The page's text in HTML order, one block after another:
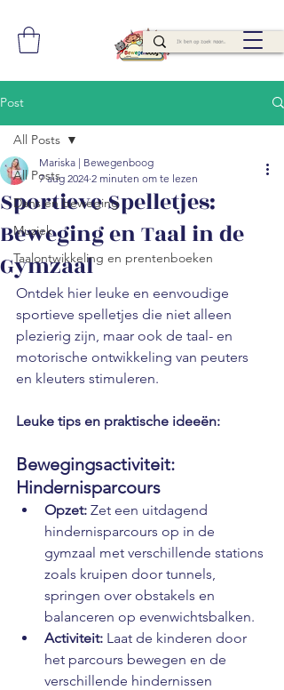
Post
All Posts
Dans en beweging
Muziek
Taalontwikkeling en prentenboeken
All Posts
Sportieve Spelletjes:
Beweging en Taal in de
Gymzaal
Mariska | Bewegenboog
7 aug 2024 2 minuten om te lezen
Ontdek hier leuke en eenvoudige
sportieve spelletjes die niet alleen
plezierig zijn, maar ook de taal- en
motorische ontwikkeling van peuters
en kleuters stimuleren.
Leuke tips en praktische ideeën:
Bewegingsactiviteit:
Hindernisparcours
Opzet: Zet een uitdagend
hindernisparcours op in de
gymzaal met verschillende stations
zoals kruipen door tunnels,
springen over obstakels en
balanceren op evenwichtsbalken.
Activiteit: Laat de kinderen door
het parcours bewegen en de
verschillende hindernissen